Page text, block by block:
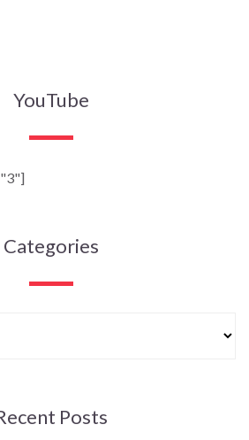
YouTube
Categories
Posts